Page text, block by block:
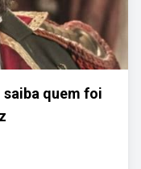
quem foi